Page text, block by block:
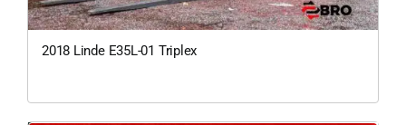
2018 Linde E35L-01 Triplex